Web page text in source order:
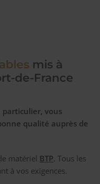
mis à
de-France
particulier, vous
qualité auprès de
matériel BTP. Tous les
à vos exigences.